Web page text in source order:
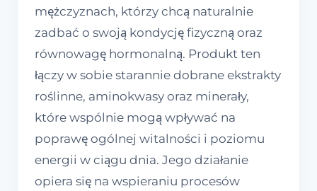
mężczyznach, którzy chcą naturalnie
zadbać o swoją kondycję fizyczną oraz
równowagę hormonalną. Produkt ten
łączy w sobie starannie dobrane ekstrakty
roślinne, aminokwasy oraz minerały,
które wspólnie mogą wpływać na
poprawę ogólnej witalności i poziomu
energii w ciągu dnia. Jego działanie
opiera się na wspieraniu procesów